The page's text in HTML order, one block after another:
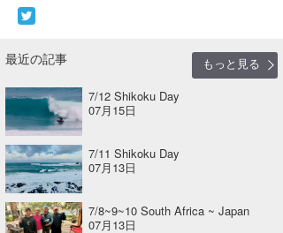
最近の記事
もっと見る
7/12 Shikoku Day
07月15日
7/11 Shikoku Day
07月13日
7/8~9~10 South Africa ~ Japan
07月13日